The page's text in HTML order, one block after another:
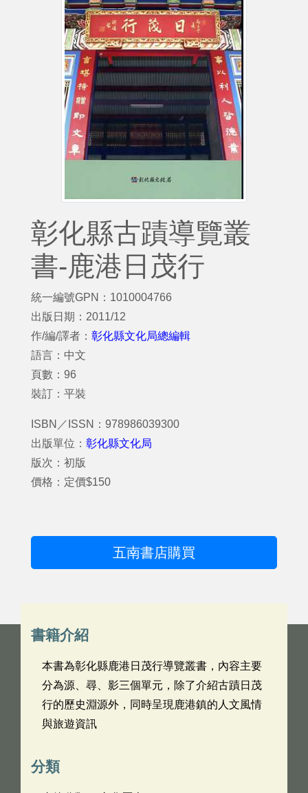
彰化縣古蹟導覽叢
書-鹿港日茂行
統一編號GPN：1010004766
出版日期：2011/12
作/編/譯者： 彰化縣文化局總編輯
語言：中文
頁數：96
裝訂：平裝
ISBN／ISSN：978986039300
出版單位： 彰化縣文化局
版次：初版
價格：定價$150
五南書店購買
書籍介紹
本書為彰化縣鹿港日茂行導覽叢書，內容主要
分為源、尋、影三個單元，除了介紹古蹟日茂
行的歷史淵源外，同時呈現鹿港鎮的人文風情
與旅遊資訊
分類